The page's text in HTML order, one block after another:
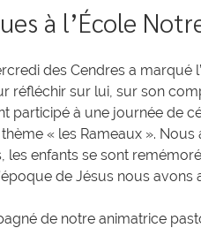
à l’École
des Cendres a marqué
réfléchir sur lui, sur son
participé à une journée de
« les Rameaux ».
les enfants se sont
de Jésus nous
de notre animatrice